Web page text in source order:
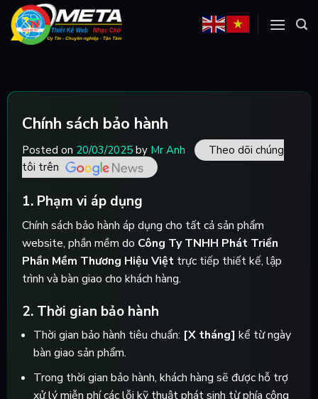
Skip
content
Chính sách bảo hành
Posted on 20/03/2025by Mr Anh
Theo dõi chúng
tôi trên
1. Phạm vi áp dụng
Chính sách bảo hành áp dụng cho tất cả sản phẩm
website, phần mềm do Công Ty TNHH Phát Triển
Phần Mềm Thương Hiệu Việttrực tiếp thiết kế, lập
trình và bàn giao cho khách hàng.
2. Thời gian bảo hành
Thời gian bảo hành tiêu chuẩn: [X tháng] kể từ ngày
bàn giao sản phẩm.
Trong thời gian bảo hành, khách hàng sẽ được hỗ trợ
xử lý miễn phí các lỗi kỹ thuật phát sinh từ phía công